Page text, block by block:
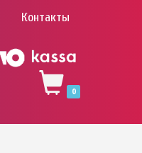
Контакты
0